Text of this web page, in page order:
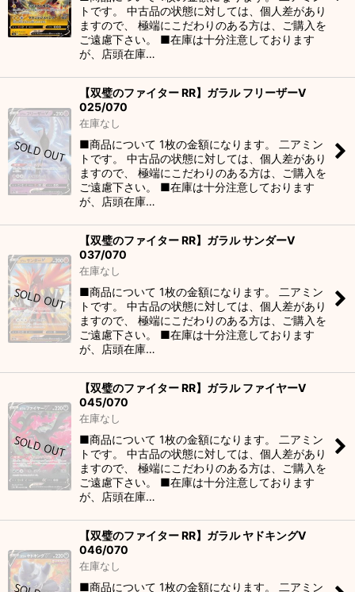
トです。 中古品の状態に対しては、個人差があり
ますので、 極端にこだわりのある方は、ご購入を
ご遠慮下さい。 ■在庫は十分注意しております
が、店頭在庫…
【双璧のファイター RR】ガラル フリーザーV
025/070
在庫なし
■商品について 1枚の金額になります。 二アミン
トです。 中古品の状態に対しては、個人差があり
ますので、 極端にこだわりのある方は、ご購入を
ご遠慮下さい。 ■在庫は十分注意しております
が、店頭在庫…
【双璧のファイター RR】ガラル サンダーV
037/070
在庫なし
■商品について 1枚の金額になります。 二アミン
トです。 中古品の状態に対しては、個人差があり
ますので、 極端にこだわりのある方は、ご購入を
ご遠慮下さい。 ■在庫は十分注意しております
が、店頭在庫…
【双璧のファイター RR】ガラル ファイヤーV
045/070
在庫なし
■商品について 1枚の金額になります。 二アミン
トです。 中古品の状態に対しては、個人差があり
ますので、 極端にこだわりのある方は、ご購入を
ご遠慮下さい。 ■在庫は十分注意しております
が、店頭在庫…
【双璧のファイター RR】ガラル ヤドキングV
046/070
在庫なし
■商品について 1枚の金額になります。 二アミン